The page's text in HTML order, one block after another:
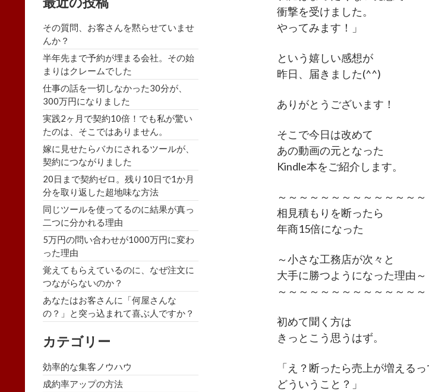
衝撃を受けました。
やってみます！」
という嬉しい感想が
昨日、届きました(^^)
ありがとうございます！
そこで今日は改めて
あの動画の元となった
Kindle本をご紹介します。
～～～～～～～～～～～～～～
相見積もりを断ったら
年商15倍になった
～小さな工務店が次々と
大手に勝つようになった理由～
～～～～～～～～～～～～～～
初めて聞く方は
きっとこう思うはず。
「え？断ったら売上が増えるっ
どういうこと？」
その質問、お客さんを黙らせていませ
んか？
半年先まで予約が埋まる会社。その始
まりはクレームでした
仕事の話を一切しなかった30分が、
300万円になりました
実践2ヶ月で契約10倍！でも私が驚い
たのは、そこではありません。
嫁に見せたらバカにされるツールが、
契約につながりました
20日まで契約ゼロ。残り10日で1か月
分を取り返した超地味な方法
同じツールを使ってるのに結果が真っ
二つに分かれる理由
5万円の問い合わせが1000万円に変わ
った理由
覚えてもらえているのに、なぜ注文に
つながらないのか？
あなたはお客さんに「何屋さんな
の？」と突っ込まれて喜ぶ人ですか？
カテゴリー
効率的な集客ノウハウ
成約率アップの方法